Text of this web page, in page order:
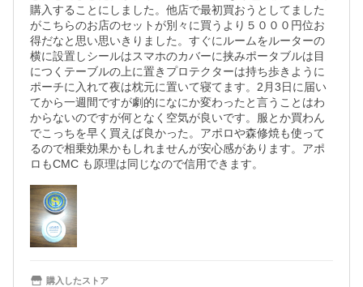
購入することにしました。他店で最初買おうとしてました
がこちらのお店のセットが別々に買うより５０００円位お
得だなと思い思いきりました。すぐにルームをルーターの
横に設置しシールはスマホのカバーに挟みポータブルは目
につくテーブルの上に置きプロテクターは持ち歩きように
ポーチに入れて夜は枕元に置いて寝てます。2月3日に届い
てから一週間ですが劇的になにか変わったと言うことはわ
からないのですが何となく空気が良いです。服とか買わん
でこっちを早く買えば良かった。アポロや森修焼も使って
るので相乗効果かもしれませんが安心感があります。アポ
ロもCMC も原理は同じなので信用できます。
購入したストア